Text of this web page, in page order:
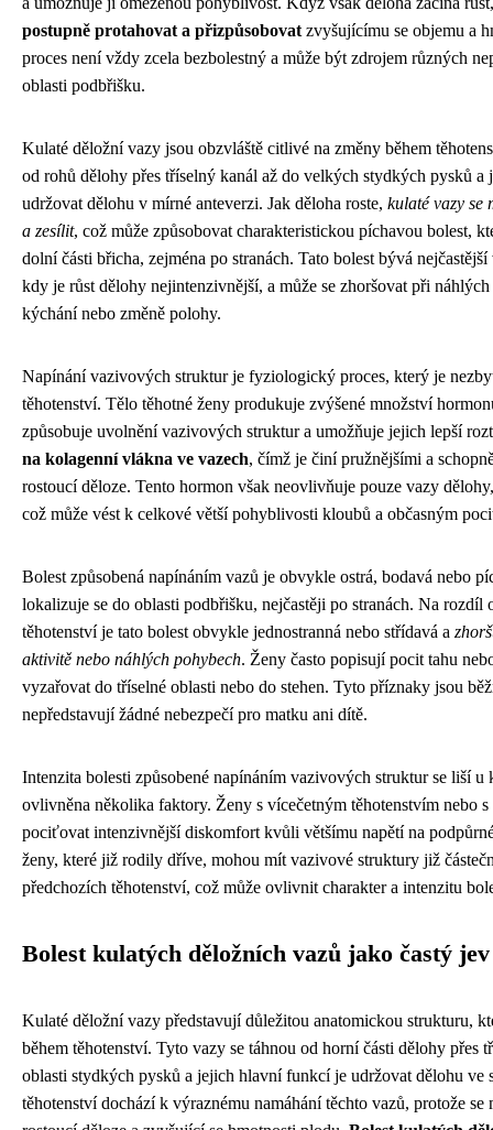
postupně protahovat a přizpůsobovat zvyšujícímu se objemu a
proces není vždy zcela bezbolestný a může být zdrojem různých
oblasti podbřišku.
Kulaté děložní vazy jsou obzvláště citlivé na změny během
od rohů dělohy přes tříselný kanál až do velkých stydkých pysků
udržovat dělohu v mírné anteverzi. Jak děloha roste, kulaté vazy se
a zesílit, což může způsobovat charakteristickou píchavou bolest,
dolní části břicha, zejména po stranách. Tato bolest bývá
kdy je růst dělohy nejintenzivnější, a může se zhoršovat při
kýchání nebo změně polohy.
Napínání vazivových struktur je fyziologický proces, který je
těhotenství. Tělo těhotné ženy produkuje zvýšené množství
způsobuje uvolnění vazivových struktur a umožňuje jejich lepší
na kolagenní vlákna ve vazech, čímž je činí pružnějšími a
rostoucí děloze. Tento hormon však neovlivňuje pouze vazy
což může vést k celkové větší pohyblivosti kloubů a občasným
Bolest způsobená napínáním vazů je obvykle ostrá, bodavá nebo
lokalizuje se do oblasti podbřišku, nejčastěji po stranách. Na
těhotenství je tato bolest obvykle jednostranná nebo střídavá a
aktivitě nebo náhlých pohybech. Ženy často popisují pocit tahu
vyzařovat do tříselné oblasti nebo do stehen. Tyto příznaky jsou
nepředstavují žádné nebezpečí pro matku ani dítě.
Intenzita bolesti způsobené napínáním vazivových struktur se liší u
ovlivněna několika faktory. Ženy s vícečetným těhotenstvím nebo
pociťovat intenzivnější diskomfort kvůli většímu napětí na
ženy, které již rodily dříve, mohou mít vazivové struktury již
předchozích těhotenství, což může ovlivnit charakter a intenzitu
Bolest kulatých děložních vazů jako častý jev
Kulaté děložní vazy představují důležitou anatomickou strukturu,
během těhotenství. Tyto vazy se táhnou od horní části dělohy přes
oblasti stydkých pysků a jejich hlavní funkcí je udržovat dělohu ve
těhotenství dochází k výraznému namáhání těchto vazů, protože se